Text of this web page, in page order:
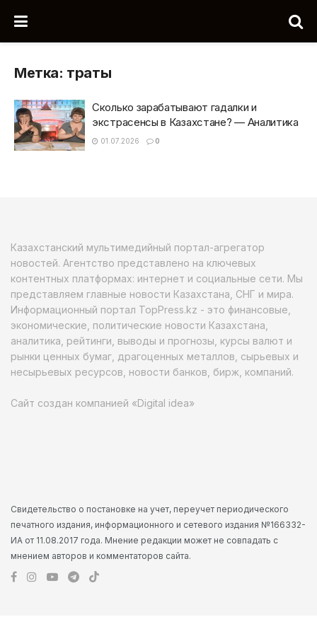
Метка: траты
Сколько зарабатывают гадалки и
экстрасенсы в Казахстане? — Аналитика
01.07.2026 0
Казахстанский мультимедийный портал-агрегатор
новостей. Агентство представлено на ключевых
контентных платформах: интернет и социальные сети. Мы
представляем главные новости Казахстана, СНГ и мира.
Информационный портал TopPress.kz - это финансовые,
экономические, политические новости Казахстана,
аналитика, рейтинги, выводы и прогнозы, курсы валют и
рынки ценных бумаг, драгоценных металлов, сырьевых и
несырьевых ресурсов, новости банков, бирж, компаний.
Сайт создан компанией «Digital idea»
Свидетельство о постановке на учет, переучет периодического
печатного издания, информационного и сетевого издания №166332-
ИА от 11.08.2017 года. Мнение редакции может не совпадать с
мнением авторов и комментаторов сайта.